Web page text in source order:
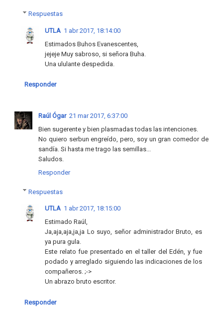
Respuestas
UTLA 1 abr 2017, 18:14:00
Estimados Buhos Evanescentes,
jejeje Muy sabroso, si señora Buha.
Una ululante despedida.
Responder
Raúl Ógar 21 mar 2017, 6:37:00
Bien sugerente y bien plasmadas todas las intenciones.
No quiero serbun engreído, pero, soy un gran comedor de
sandía. Si hasta me trago las semillas...
Saludos.
Responder
Respuestas
UTLA 1 abr 2017, 18:15:00
Estimado Raúl,
Ja,aja,aja,ja,ja Lo suyo, señor administrador Bruto, es
ya pura gula.
Este relato fue presentado en el taller del Edén, y fue
podado y arreglado siguiendo las indicaciones de los
compañeros. ;->
Un abrazo bruto escritor.
Responder